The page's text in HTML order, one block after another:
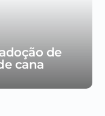
de
cana